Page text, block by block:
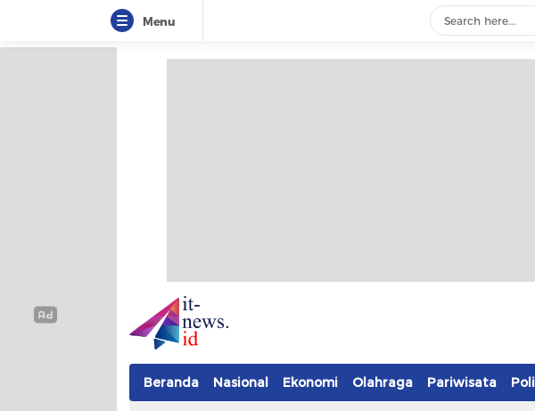
Menu
IT-NEWS
Update Cepat, Cerdas, dan Terpercaya
Beranda Nasional Ekonomi Olahraga Pariwisata